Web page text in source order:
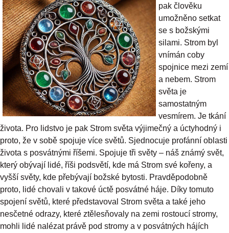
pak člověku
umožněno setkat
se s božskými
silami. Strom byl
vnímán coby
spojnice mezi zemí
a nebem. Strom
světa je
samostatným
vesmírem. Je tkání
života. Pro lidstvo je pak Strom světa výjimečný a úctyhodný i
proto, že v sobě spojuje více světů. Sjednocuje profánní oblasti
života s posvátnými říšemi. Spojuje tři světy – náš známý svět,
který obývají lidé, říši podsvětí, kde má Strom své kořeny, a
vyšší světy, kde přebývají božské bytosti. Pravděpodobně
proto, lidé chovali v takové úctě posvátné háje. Díky tomuto
spojení světů, které představoval Strom světa a také jeho
nesčetné odrazy, které ztělesňovaly na zemi rostoucí stromy,
mohli lidé nalézat právě pod stromy a v posvátných hájích